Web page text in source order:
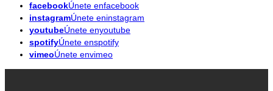
facebookÚnete enfacebook
instagramÚnete eninstagram
youtubeÚnete enyoutube
spotifyÚnete enspotify
vimeoÚnete envimeo